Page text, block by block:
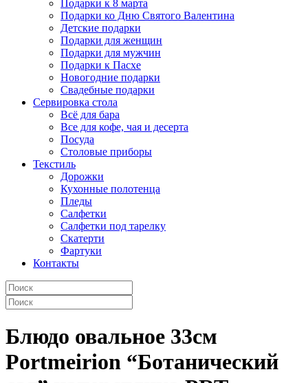
Подарки к 8 марта
Подарки ко Дню Святого Валентина
Детские подарки
Подарки для женщин
Подарки для мужчин
Подарки к Пасхе
Новогодние подарки
Свадебные подарки
Сервировка стола
Всё для бара
Все для кофе, чая и десерта
Посуда
Столовые приборы
Текстиль
Дорожки
Кухонные полотенца
Пледы
Салфетки
Салфетки под тарелку
Скатерти
Фартуки
Контакты
Блюдо овальное 33см
Portmeirion “Ботанический